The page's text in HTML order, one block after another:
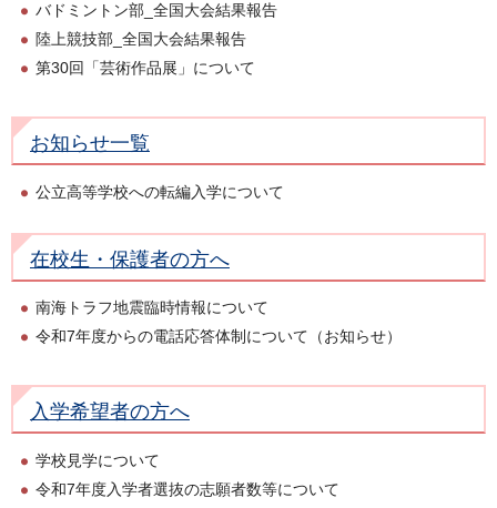
バドミントン部_全国大会結果報告
陸上競技部_全国大会結果報告
第30回「芸術作品展」について
お知らせ一覧
公立高等学校への転編入学について
在校生・保護者の方へ
南海トラフ地震臨時情報について
令和7年度からの電話応答体制について（お知らせ）
入学希望者の方へ
学校見学について
令和7年度入学者選抜の志願者数等について